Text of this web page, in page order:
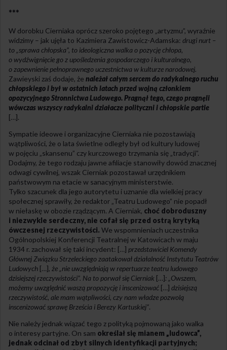
***
W dorobku Cierniaka oprócz szeroko pojętego „artyzmu”, wyraźnie
widzimy – jak ujęła to Kazimiera Zawistowicz-Adamska: drugi nurt –
to „sprawa chłopska”, to ideologiczna walka o pozycję chłopa,
o wydźwignięcie go z upośledzenia gospodarczego i kulturalnego,
o zapewnienie pełnoprawnego uczestnictwa w kulturze narodowej.
Zawieyski zaś dodaje, że należał całym sercem do radykalnego ruchu
chłopskiego i był w ostatnich latach przed wojną członkiem
opozycyjnego Stronnictwa Ludowego. Pragnął tego, czego pragnęli
wówczas wszyscy radykalni działacze polityczni i chłopskie partie
[…].
Sympatie ideowe i organizacyjne Cierniaka nie pozostawiają
wątpliwości, że o lata świetlne odległy był od kultury ludowej
w pojęciu „skansenu” czy kurczowego trzymania się „tradycji”.
Dodajmy, że tego rodzaju jawne afiliacje stanowiły dowód znacznej
odwagi cywilnej, wszak Cierniak pozostawał urzędnikiem
państwowym na etacie w sanacyjnym ministerstwie.
Tylko szacunek dla jego autorytetu i uznanie dla wielkiej pracy
społecznej sprawiły, że redaktor „Teatru Ludowego” nie popadł
w niełaskę w obozie rządzącym. A Cierniak, choć dobroduszny
i niezwykle serdeczny, nie cofał się przed ostrą krytyką
ówczesnej rzeczywistości. We wspomnieniach uczestnika
Ogólnopolskiej Konferencji Teatralnej w Katowicach w maju
1934 r. zachował się taki incydent: […] przedstawiciel Komendy
Głównej Związku Strzeleckiego zaatakował działalność Instytutu Teatrów
Ludowych […], że „nie uwzględniają w repertuarze teatru ludowego
dzisiejszej rzeczywistości”. Na to porwał się Cierniak […]: „Owszem,
możemy uwzględnić waszą propozycję i inscenizować […] dzisiejszą
rzeczywistość, ale mam wątpliwości, czy nam władze pozwolą
inscenizować sprawę Brześcia i Berezy Kartuskiej”.
Nie należy jednak wiązać tego z polityką pojmowaną jako walka
o interesy partyjne. On sam określał się mianem „ludowca”,
jednak odcinał od zbyt silnych identyfikacji partyjnych;